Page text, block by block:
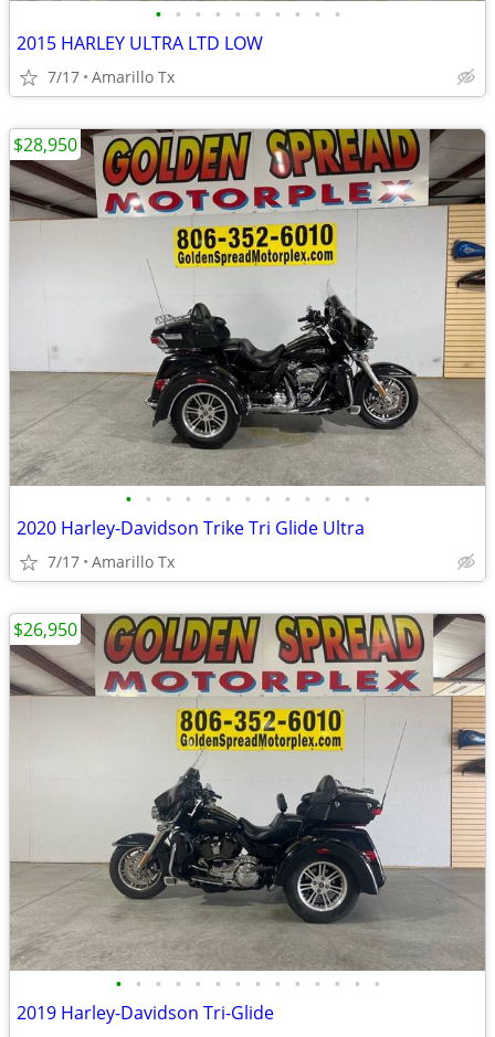
• • • • • • • • • •
2015 HARLEY ULTRA LTD LOW
7/17 Amarillo Tx
• • • • • • • • • • • • •
2020 Harley-Davidson Trike Tri Glide Ultra
7/17 Amarillo Tx
$28,950
• • • • • • • • • • • • • •
2019 Harley-Davidson Tri-Glide
$26,950